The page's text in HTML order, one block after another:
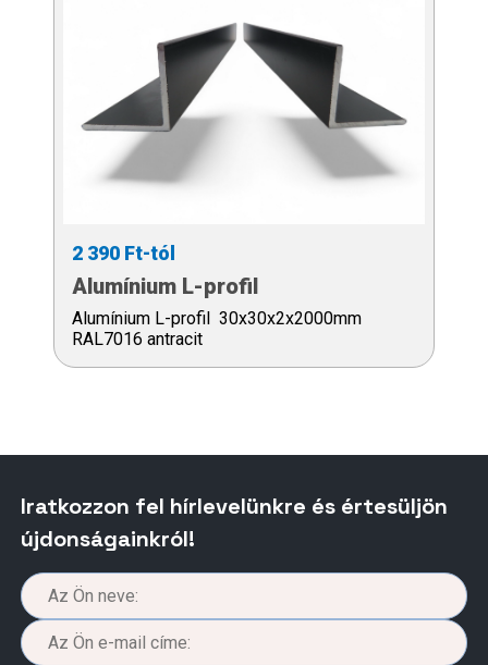
2 390 Ft-tól
Alumínium L-profil
Alumínium L-profil 30x30x2x2000mm
RAL7016 antracit
Iratkozzon fel hírlevelünkre és értesüljön
újdonságainkról!